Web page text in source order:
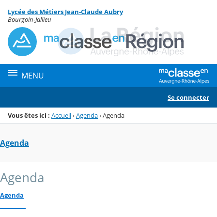
Menu de la rubrique
Contenu
Lycée des Métiers Jean-Claude Aubry
Bourgoin-Jallieu
MENU
Se connecter
Vous êtes ici : Accueil›Agenda›Agenda
Agenda
Agenda
Agenda